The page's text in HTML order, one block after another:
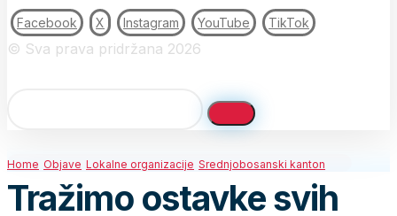
Facebook X Instagram YouTube TikTok
© Sva prava pridržana 2026
Home Objave Lokalne organizacije Srednjobosanski kanton
Tražimo ostavke svih